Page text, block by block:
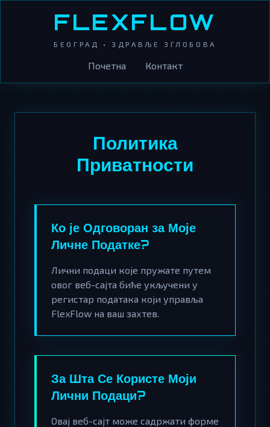
FLEXFLOW
БЕОГРАД • ЗДРАВЉЕ ЗГЛОБОВА
Почетна Контакт
Политика
Приватности
Ко је Одговоран за Моје
Личне Податке?
Лични подаци које пружате путем
овог веб-сајта биће укључени у
регистар података који управља
FlexFlow на ваш захтев.
За Шта Се Користе Моји
Лични Подаци?
Овај веб-сајт може садржати форме